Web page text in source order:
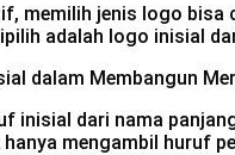
memilih jenis logo
adalah logo inisial
inisial dari nama
mengambil huruf